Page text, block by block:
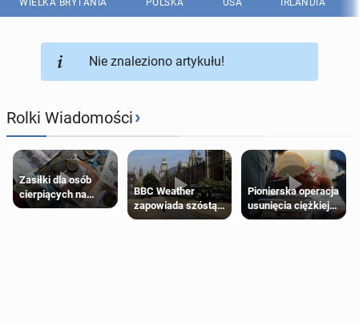
WIELKA BRYTANIA POLSKA USA IRLANDIA
Nie znaleziono artykułu!
Rolki Wiadomości›
Zasiłki dla osób
cierpiących na
schorzenia
BBC Weather
zapowiada szóstą
falę upałów w
Pionierska operacja
usunięcia ciężkiej
wady wrodzonej